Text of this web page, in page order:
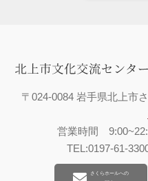
〒024-0084 岩手県北上市
営業時間
TEL:0197-61-
さくらホールへの